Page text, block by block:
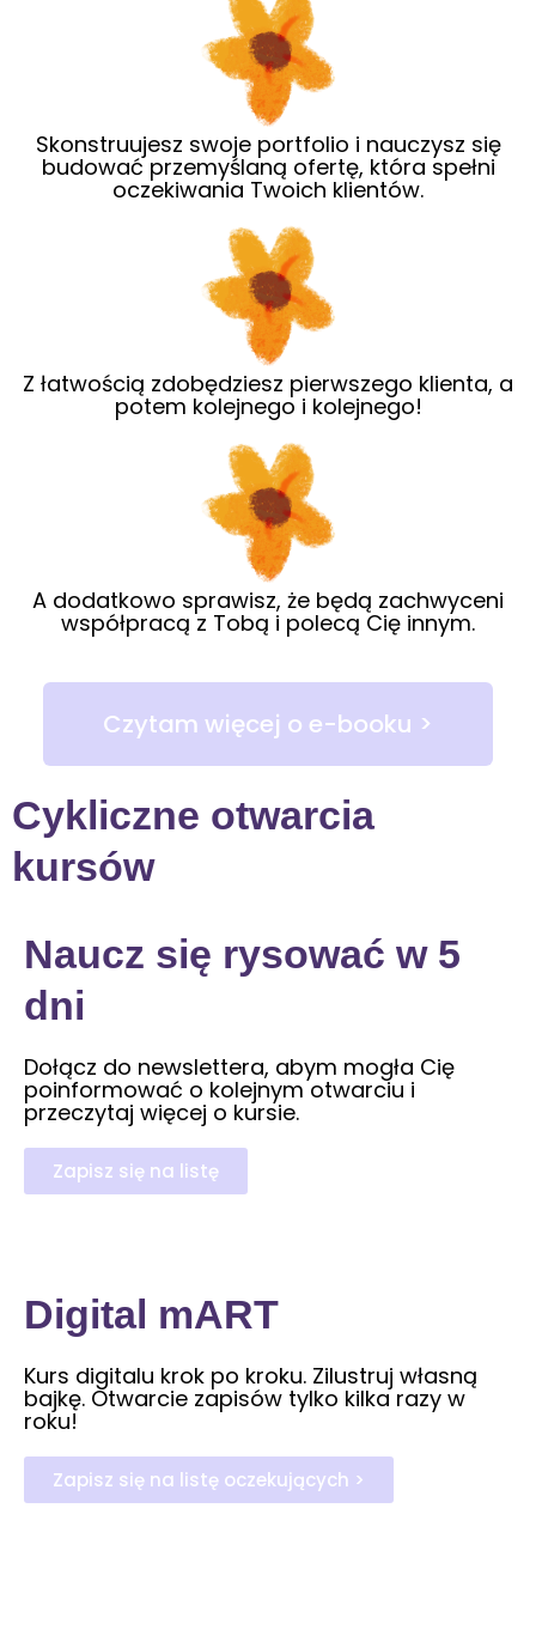
Skonstruujesz swoje portfolio i nauczysz się
budować przemyślaną ofertę, która spełni
oczekiwania Twoich klientów.
Z łatwością zdobędziesz pierwszego klienta, a
potem kolejnego i kolejnego!
A dodatkowo sprawisz, że będą zachwyceni
współpracą z Tobą i polecą Cię innym.
Czytam więcej o e-booku >
Cykliczne otwarcia
kursów
Naucz się rysować w 5
dni
Dołącz do newslettera, abym mogła Cię
poinformować o kolejnym otwarciu i
przeczytaj więcej o kursie.
Zapisz się na listę
Digital mART
Kurs digitalu krok po kroku. Zilustruj własną
bajkę. Otwarcie zapisów tylko kilka razy w
roku!
Zapisz się na listę oczekujących >